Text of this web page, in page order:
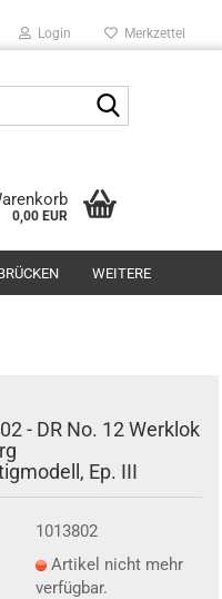
Login Merkzettel
0,00 EUR
WEITERE
- DR No. 12 Werklok
Ep. III
1013802
Artikel nicht mehr
verfügbar.